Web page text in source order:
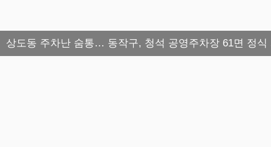
상도동 주차난 숨통… 동작구, 청석 공영주차장 61면 정식